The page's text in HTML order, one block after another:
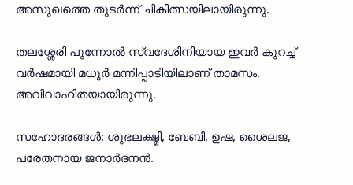
അസുഖത്തെ തുടര്‍ന്ന് ചികിത്സയിലായിരുന്നു.
തലശ്ശേരി പുന്നോല്‍ സ്വദേശിനിയായ ഇവര്‍ കുറച്ച്
വര്‍ഷമായി മധൂര്‍ മന്നിപ്പാടിയിലാണ് താമസം.
അവിവാഹിതയായിരുന്നു.
സഹോദരങ്ങള്‍: ശുഭലക്ഷ്മി, ബേബി, ഉഷ, ശൈലജ,
പരേതനായ ജനാര്‍ദനന്‍.